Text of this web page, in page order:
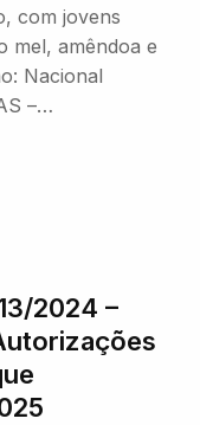
com jovens
mel, amêndoa e
Nacional
–…
2024 –